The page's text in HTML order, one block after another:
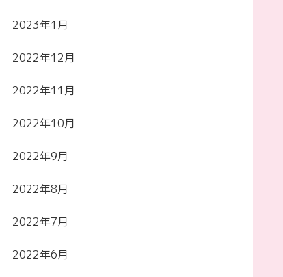
2023年1月
2022年12月
2022年11月
2022年10月
2022年9月
2022年8月
2022年7月
2022年6月